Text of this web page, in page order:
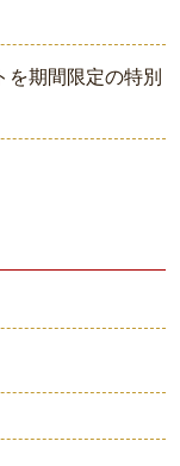
期間限定の特別